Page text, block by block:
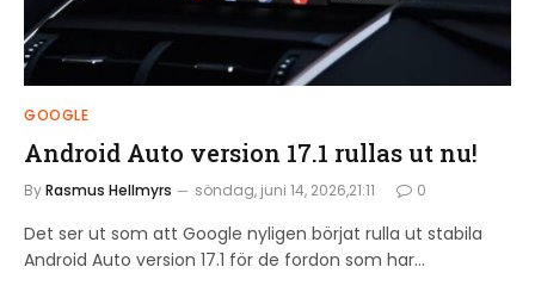
GOOGLE
Android Auto version 17.1 rullas ut nu!
ByRasmus Hellmyrs söndag, juni 14, 2026,21:11 0
Det ser ut som att Google nyligen börjat rulla ut stabila
Android Auto version 17.1 för de fordon som har…